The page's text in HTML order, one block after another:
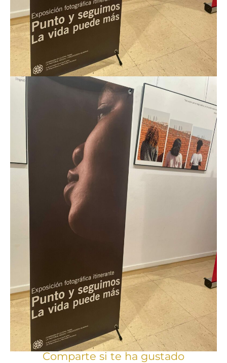
Comparte si te ha gustado